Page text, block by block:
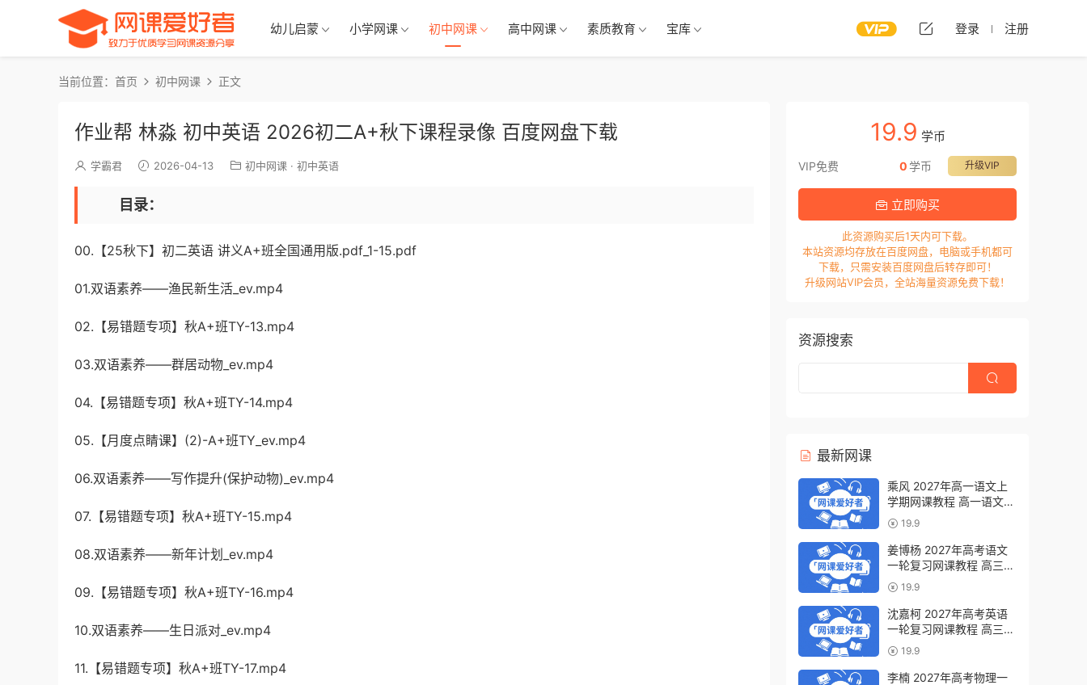
幼儿启蒙 小学网课 初中网课 高中网课 素质教育 宝库 登录 注册
当前位置： 首页 初中网课 正文
作业帮 林淼 初中英语 2026初二A+秋下课程录像 百度网盘下载
学霸君 2026-04-13 初中网课 · 初中英语
目录：
00.【25秋下】初二英语 讲义A+班全国通用版.pdf_1-15.pdf
01.双语素养——渔民新生活_ev.mp4
02.【易错题专项】秋A+班TY-13.mp4
03.双语素养——群居动物_ev.mp4
04.【易错题专项】秋A+班TY-14.mp4
05.【月度点睛课】(2)-A+班TY_ev.mp4
06.双语素养——写作提升(保护动物)_ev.mp4
07.【易错题专项】秋A+班TY-15.mp4
08.双语素养——新年计划_ev.mp4
09.【易错题专项】秋A+班TY-16.mp4
10.双语素养——生日派对_ev.mp4
11.【易错题专项】秋A+班TY-17.mp4
19.9 学币
VIP免费 升级VIP
0 学币
立即购买
此资源购买后1天内可下载。
本站资源均存放在百度网盘，电脑或手机都可
下载，只需安装百度网盘后转存即可！
升级网站VIP会员，全站海量资源免费下载！
资源搜索
最新网课
乘风 2027年高一语文上
学期网课教程 高一语文
暑假班视频教程 百度网盘
下载
19.9
姜博杨 2027年高考语文
一轮复习网课教程 高三语
文 上学期暑假班视频教程
百度网盘下载
19.9
沈嘉柯 2027年高考英语
一轮复习网课教程 高三英
语 上学期暑假班视频教程
百度网盘下载
19.9
李楠 2027年高考物理一